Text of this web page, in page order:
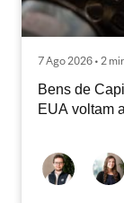
7 Ago 2026 • 2
Bens de
EUA voltam